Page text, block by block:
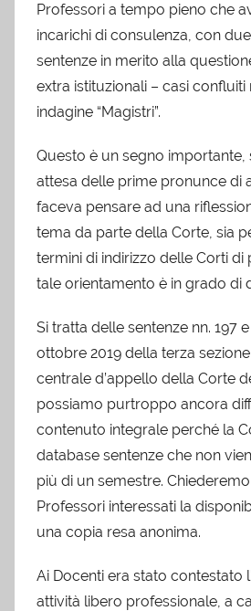
Professori a tempo pieno che
incarichi di consulenza, con
sentenze in merito alla
extra istituzionali – casi confluiti
indagine “Magistri”.
Questo è un segno importante,
attesa delle prime pronunce di
faceva pensare ad una
tema da parte della Corte, sia
termini di indirizzo delle Corti
tale orientamento è in grado di
Si tratta delle sentenze nn. 197
ottobre 2019 della terza
centrale d’appello della Corte
possiamo purtroppo ancora
contenuto integrale perché la
database sentenze che non
più di un semestre.
Professori interessati la
una copia resa anonima.
Ai Docenti era stato contestato
attività libero professionale, a